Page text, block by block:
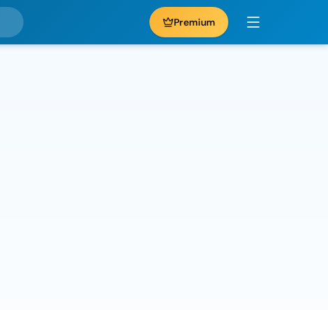
Premium